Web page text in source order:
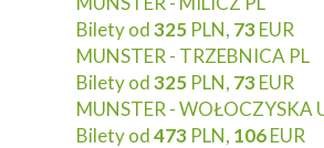
Bilety od325 PLN, 73EUR
MUNSTER - TRZEBNICA PL
Bilety od325 PLN, 73EUR
MUNSTER - WOŁOCZYSKA
Bilety od473 PLN, 106EUR